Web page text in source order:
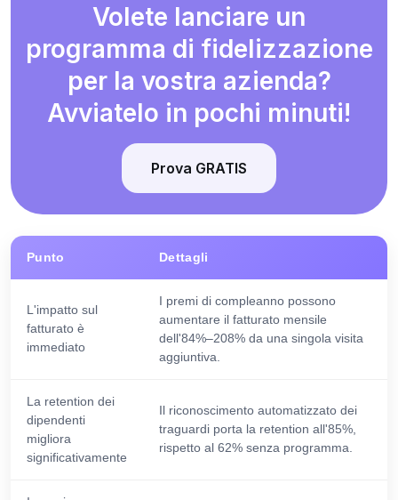
Volete lanciare un
programma di fidelizzazione
per la vostra azienda?
Avviatelo in pochi minuti!
Prova GRATIS
Punto Dettagli
L'impatto sul
fatturato è
immediato
I premi di compleanno possono
aumentare il fatturato mensile
dell'84%–208% da una singola visita
aggiuntiva.
La retention dei
dipendenti
migliora
significativamente
Il riconoscimento automatizzato dei
traguardi porta la retention all'85%,
rispetto al 62% senza programma.